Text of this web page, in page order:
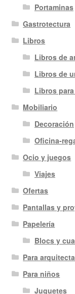
Portaminas
Gastrotectura
Libros
Libros de
Libros de
Libros
Mobiliario
Decoración
Oficina-
Ocio y juegos
Viajes
Ofertas
Pantallas y
Papelería
Blocs y
Para
Para niños
Juguetes